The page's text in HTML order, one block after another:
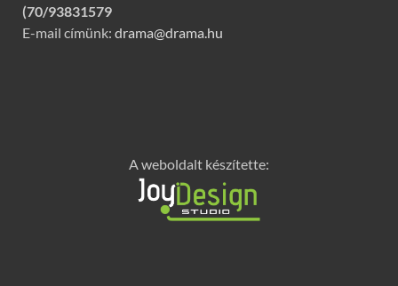
(70/93831579
E-mail címünk: drama@drama.hu
A weboldalt készítette: